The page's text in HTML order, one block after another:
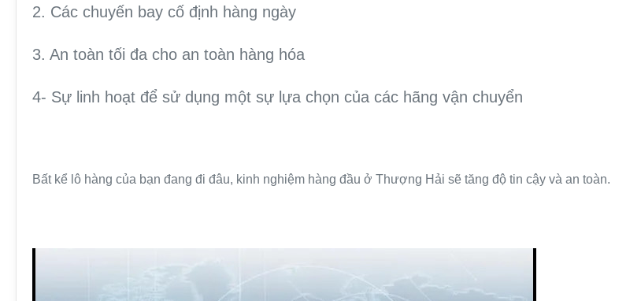
2. Các chuyến bay cố định hàng ngày
3. An toàn tối đa cho an toàn hàng hóa
4- Sự linh hoạt để sử dụng một sự lựa chọn của các hãng vận chuyển
Bất kể lô hàng của bạn đang đi đâu, kinh nghiệm hàng đầu ở Thượng Hải sẽ tăng độ tin cậy và an toàn.